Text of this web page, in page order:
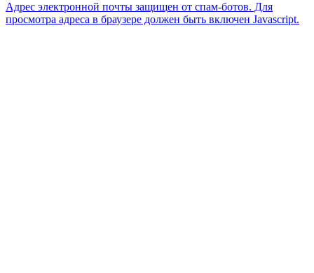
Адрес электронной почты защищен от спам-ботов. Для
просмотра адреса в браузере должен быть включен Javascript.